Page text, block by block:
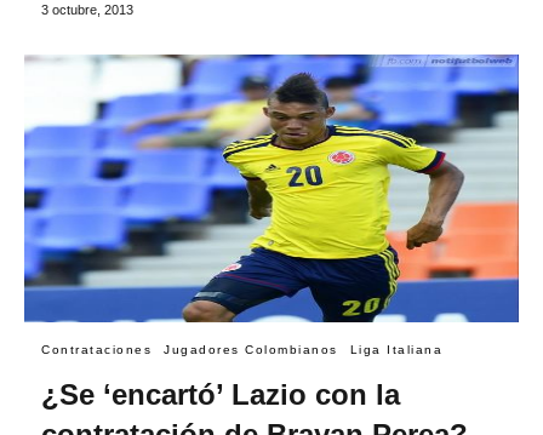
3 octubre, 2013
Contrataciones Jugadores Colombianos Liga Italiana
¿Se ‘encartó’ Lazio con la